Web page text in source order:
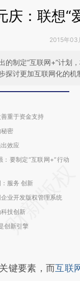
庆：联想“
2015年03
的制定“互联网+”计划
探讨更加互联网化的机
善重于资金支持
秘密
效应
：要制定“互联网+”行动
服务 创新
业开发版权管理系统
技创新
创新引擎
键要素，而互联